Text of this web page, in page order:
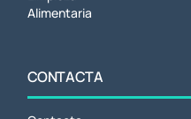
Alimentaria
CONTACTA